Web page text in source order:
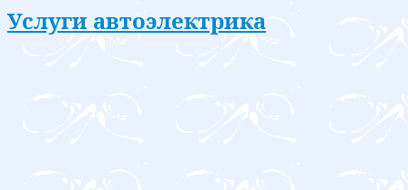
Услуги автоэлектрика